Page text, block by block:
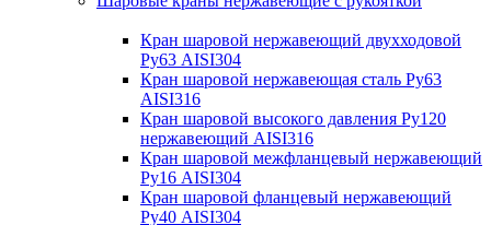
Кран шаровой нержавеющий двухходовой
Ру63 AISI304
Кран шаровой нержавеющая сталь Ру63
AISI316
Кран шаровой высокого давления Ру120
нержавеющий AISI316
Кран шаровой межфланцевый нержавеющий
Ру16 AISI304
Кран шаровой фланцевый нержавеющий
Ру40 AISI304